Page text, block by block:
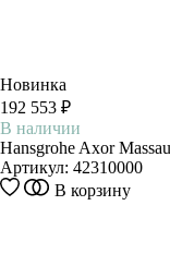
Новинка
192 553 ₽
В наличии
Hansgrohe Axor
Артикул: 42310000
В корзину